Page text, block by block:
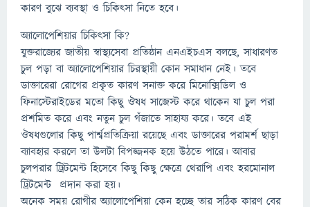
কারণ বুঝে ব্যবস্থা ও চিকিৎসা নিতে হবে।
অ্যালোপেশিয়ার চিকিৎসা কি?
যুক্তরাজ্যের জাতীয় স্বাস্থ্যসেবা প্রতিষ্ঠান এনএইচএস বলছে, সাধারণত
চুল পড়া বা অ্যালোপেশিয়ার চিরস্থায়ী কোন সমাধান নেই। তবে
ডাক্তারেরা রোগের প্রকৃত কারণ সনাক্ত করে মিনোক্সিডিল ও
ফিনাস্টেরাইডের মতো কিছু ঔষধ সাজেস্ট করে থাকেন যা চুল পরা
প্রশমিত করে এবং নতুন চুল গঁজাতে সাহায্য করে। তবে এই
ঔষধগুলোর কিছু পার্শ্বপ্রতিক্রিয়া রয়েছে এবং ডাক্তারের পরামর্শ ছাড়া
ব্যাবহার করলে তা উলটা বিপজ্জনক হয়ে উঠতে পারে। আবার
চুলপরার ট্রিটমেন্ট হিসেবে কিছু কিছু ক্ষেত্রে থেরাপি এবং হরমোনাল
ট্রিটমেন্ট প্রদান করা হয়।
অনেক সময় রোগীর অ্যালোপেশিয়া কেন হচ্ছে তার সঠিক কারণ বের